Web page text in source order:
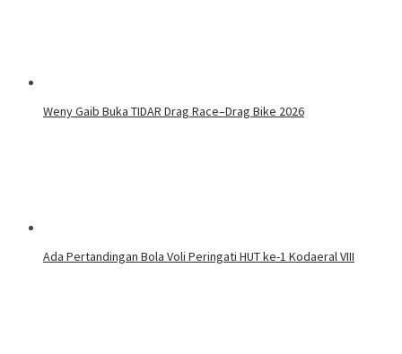
Weny Gaib Buka TIDAR Drag Race–Drag Bike 2026
Ada Pertandingan Bola Voli Peringati HUT ke-1 Kodaeral VIII